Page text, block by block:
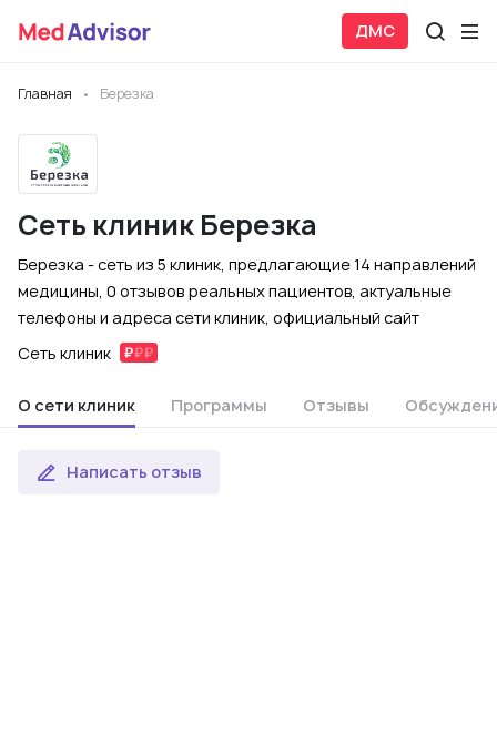
ДМС
Главная Березка
Сеть клиник Березка
Березка - сеть из 5 клиник, предлагающие 14 направлений
медицины, 0 отзывов реальных пациентов, актуальные
телефоны и адреса сети клиник, официальный сайт
Сеть клиник
О сети клиник Программы Отзывы
Написать отзыв